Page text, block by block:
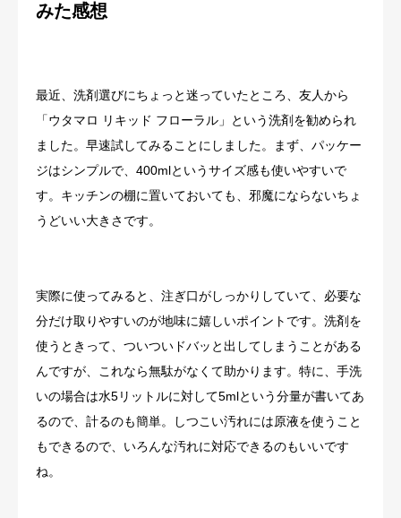
みた感想
最近、洗剤選びにちょっと迷っていたところ、友人から
「ウタマロ リキッド フローラル」という洗剤を勧められ
ました。早速試してみることにしました。まず、パッケー
ジはシンプルで、400mlというサイズ感も使いやすいで
す。キッチンの棚に置いておいても、邪魔にならないちょ
うどいい大きさです。
実際に使ってみると、注ぎ口がしっかりしていて、必要な
分だけ取りやすいのが地味に嬉しいポイントです。洗剤を
使うときって、ついついドバッと出してしまうことがある
んですが、これなら無駄がなくて助かります。特に、手洗
いの場合は水5リットルに対して5mlという分量が書いてあ
るので、計るのも簡単。しつこい汚れには原液を使うこと
もできるので、いろんな汚れに対応できるのもいいです
ね。